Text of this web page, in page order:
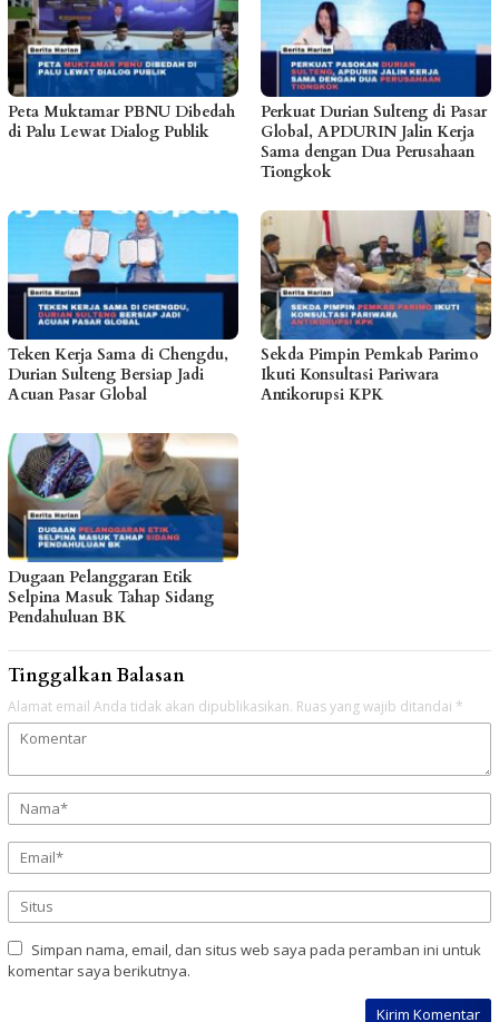
Peta Muktamar PBNU Dibedah
di Palu Lewat Dialog Publik
Perkuat Durian Sulteng di Pasar
Global, APDURIN Jalin Kerja
Sama dengan Dua Perusahaan
Tiongkok
Teken Kerja Sama di Chengdu,
Durian Sulteng Bersiap Jadi
Acuan Pasar Global
Sekda Pimpin Pemkab Parimo
Ikuti Konsultasi Pariwara
Antikorupsi KPK
Dugaan Pelanggaran Etik
Selpina Masuk Tahap Sidang
Pendahuluan BK
Tinggalkan Balasan
Alamat email Anda tidak akan dipublikasikan. Ruas yang wajib ditandai *
Simpan nama, email, dan situs web saya pada peramban ini untuk
komentar saya berikutnya.